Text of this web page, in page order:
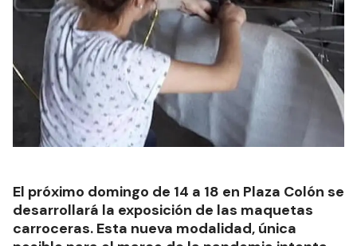
El próximo domingo de 14 a 18 en Plaza Colón se
desarrollará la exposición de las maquetas
carroceras. Esta nueva modalidad, única